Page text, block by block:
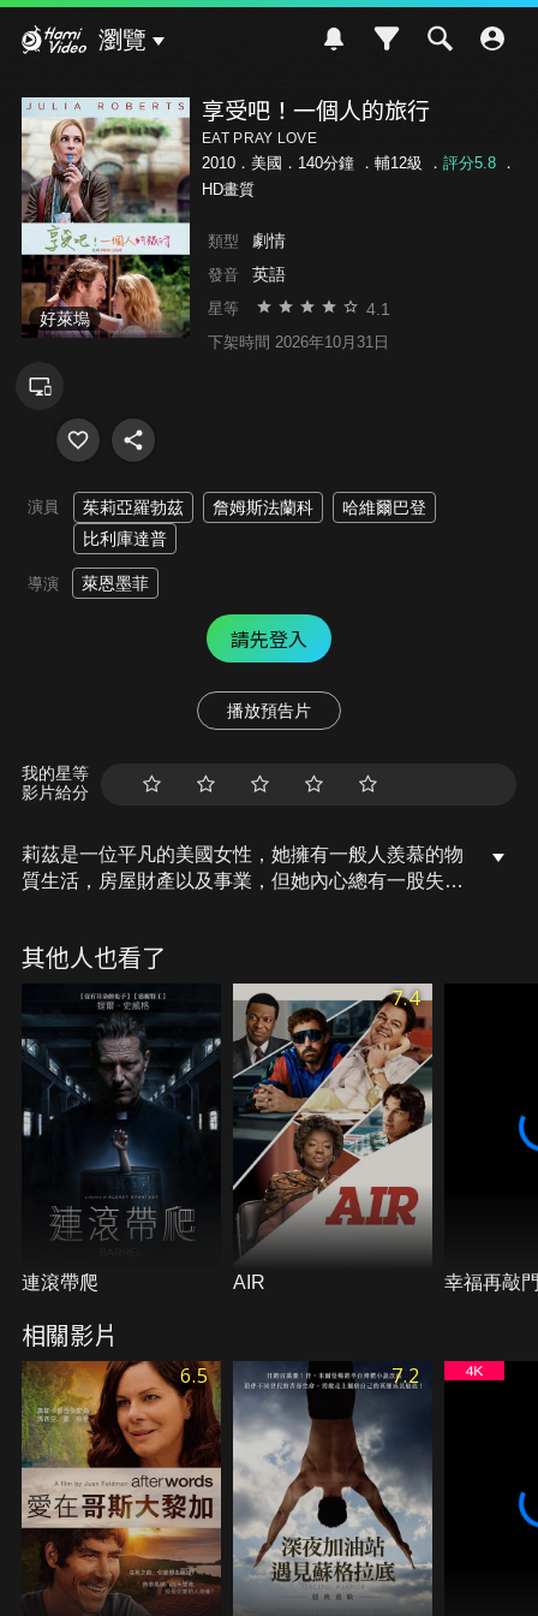
瀏覽
好萊塢
享受吧！一個人的旅行
EAT PRAY LOVE
2010．美國．140分鐘 ． 輔12級 ． 評分5.8．
HD畫質
類型 劇情
發音 英語
星等 4.1
下架時間 2026年10月31日
演員 茱莉亞羅勃茲 詹姆斯法蘭科
哈維爾巴登
比利庫達普
導演 萊恩墨菲
請先登入
播放預告片
我的星等
影片給分
莉茲是一位平凡的美國女性，她擁有一般人羨慕的物
質生活，房屋財產以及事業，但她內心總有一股失落
是她不計代價地結束婚姻，並好好思索。她決定暫時
放下一切，踏上旅遊的征途，追尋心靈上的平靜。
其他人也看了
連滾帶爬
7.4
AIR 幸福再敲
相關影片
6.5 7.2